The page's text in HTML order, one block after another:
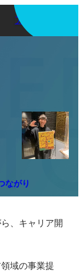
アプリを使う
ながり
、キャリア開
域の事業提